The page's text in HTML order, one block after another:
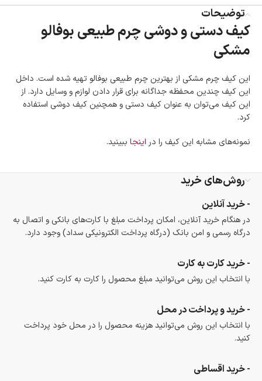
تا 14 روز پس از تحویل کالا می‌توانید آن را برگشت دهید.
امکان پرداخت در محل
وجود دارد.
خرید اقساطی با شرایط آسان و بدون ضامن امکان‌پذیر
است.
ضمانت اصالت کالا
توضیحات
کیف دستی و دوشی چرم طبیعی بوفالو
مشکی
این کیف چرم مشکی از بهترین چرم طبیعی بوفالو تهیه شده است. داخل
این کیف چندین محفظه جداگانه برای قرار دادن لوازم و وسایل دارد. از
این کیف می‌توان به عنوان کیف دستی و همچنین کیف دوشی استفاده
کرد.
نمونه‌های مشابه این کیف را در اینجا ببینید.
روش‌های خرید
- خرید آنلاین
در هنگام خرید آنلاین، امکان پرداخت مبلغ با کارت‌های بانکی و اتصال به
درگاه رسمی و امن بانک (درگاه پرداخت الکترونیکی سداد) وجود دارد.
- خرید کارت به کارت
با انتخاب این روش می‌توانید مبلغ محصول را کارت به کارت کنید.
- خرید و پرداخت در محل
با انتخاب این روش می‌توانید هزینه محصول را در محل خود پرداخت
کنید.
- خرید اقساطی